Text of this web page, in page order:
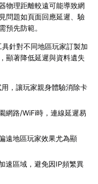
物理距離較遠可能導致網
問題如頁面回應延遲、驗
預先防範。
針對不同地區玩家訂製加
顯著降低延遲與資料遺失
，讓玩家親身體驗消除卡
網路/WiFi時，連線延遲易
遠地區玩家效果尤為顯
速區域，避免因IP頻繁異